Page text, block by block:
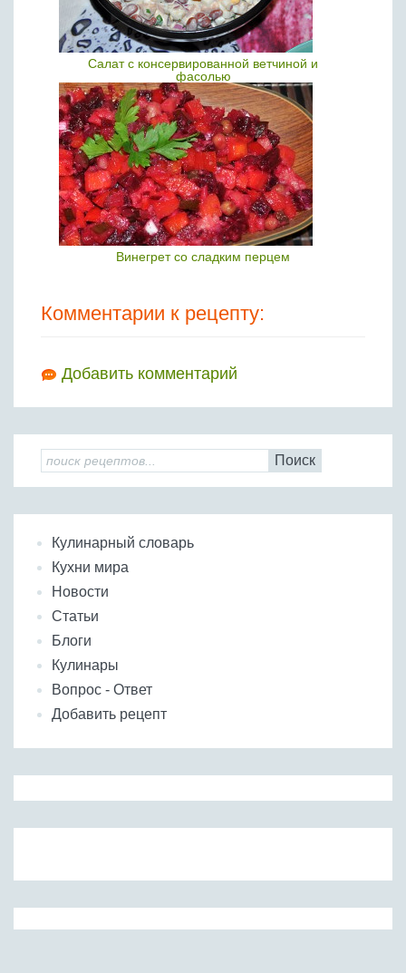
Салат с консервированной ветчиной и
фасолью
Винегрет со сладким перцем
Комментарии к рецепту:
Добавить комментарий
Поиск
Кулинарный словарь
Кухни мира
Новости
Статьи
Блоги
Кулинары
Вопрос - Ответ
Добавить рецепт